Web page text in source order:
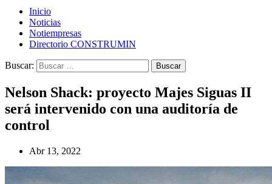
Inicio
Noticias
Notiempresas
Directorio CONSTRUMIN
Buscar:
Nelson Shack: proyecto Majes Siguas II
será intervenido con una auditoría de
control
Abr 13, 2022